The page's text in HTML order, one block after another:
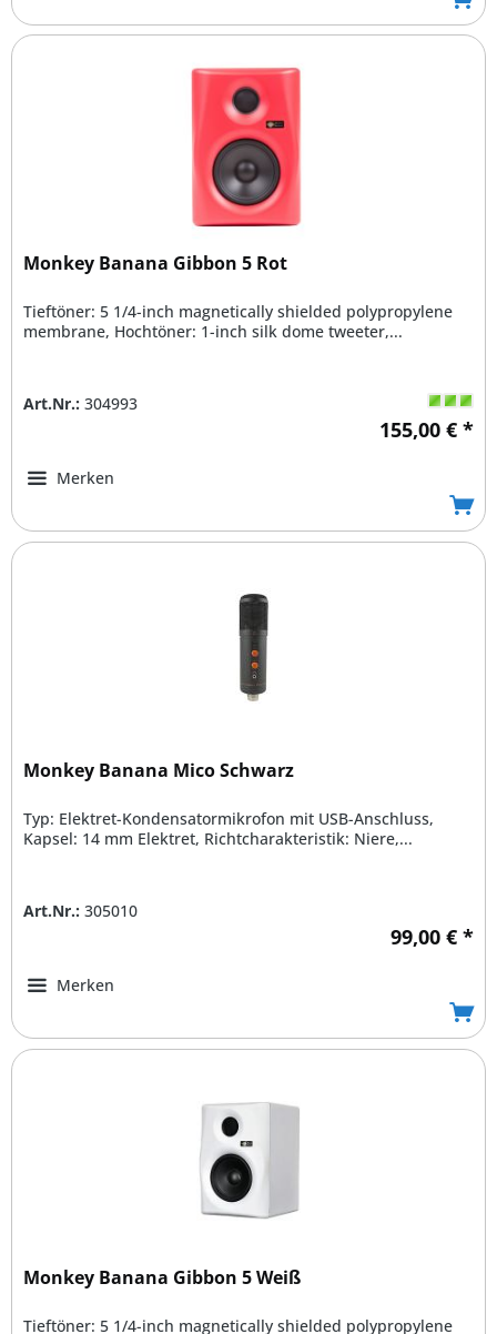
Monkey Banana Gibbon 5 Rot
Tieftöner: 5 1/4-inch magnetically shielded polypropylene
membrane, Hochtöner: 1-inch silk dome tweeter,...
Art.Nr.: 304993
155,00 € *
Merken
Monkey Banana Mico Schwarz
Typ: Elektret-Kondensatormikrofon mit USB-Anschluss,
Kapsel: 14 mm Elektret, Richtcharakteristik: Niere,...
Art.Nr.: 305010
99,00 € *
Merken
Monkey Banana Gibbon 5 Weiß
Tieftöner: 5 1/4-inch magnetically shielded polypropylene